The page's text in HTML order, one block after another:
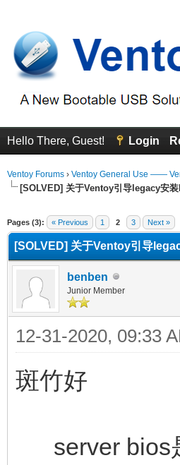
Hello There, Guest! Login
Ventoy Forums › Ventoy General Use ——
[SOLVED] 关于Ventoy引导legacy安
Pages (3): « Previous 1 2 3 Next »
[SOLVED] 关于Ventoy引导
benben
Junior Member
12-31-2020, 09:33
斑竹好
server bios